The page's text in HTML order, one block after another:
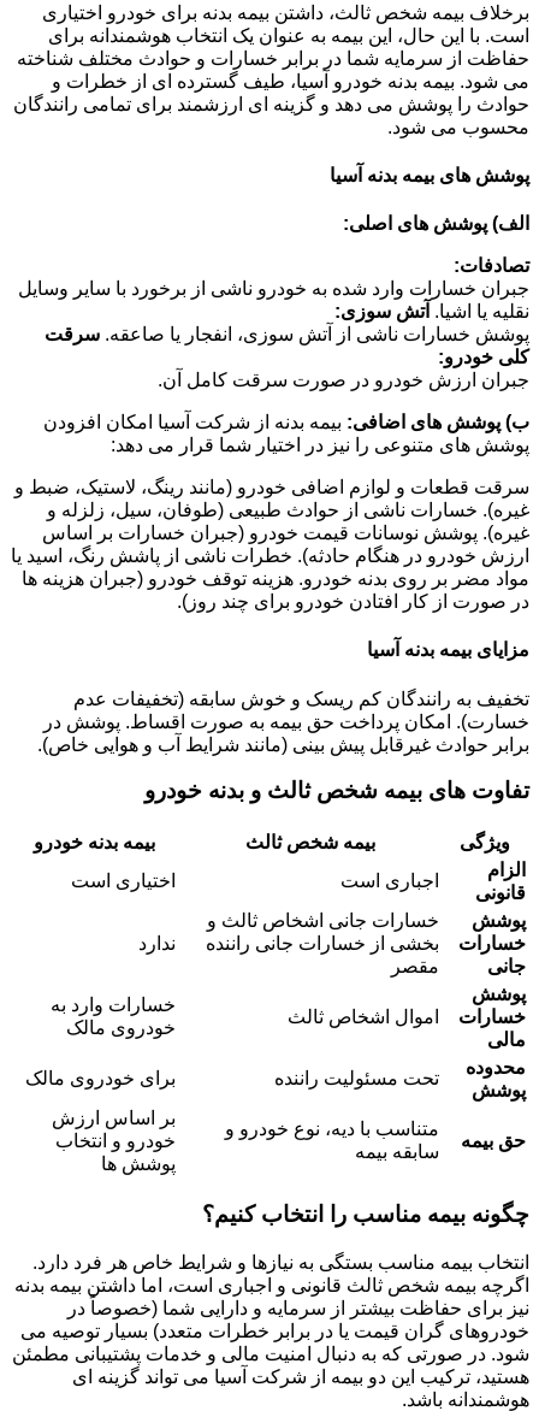
برخلاف بیمه شخص ثالث، داشتن بیمه بدنه برای خودرو اختیاری
است. با این حال، این بیمه به عنوان یک انتخاب هوشمندانه برای
حفاظت از سرمایه شما در برابر خسارات و حوادث مختلف شناخته
می شود. بیمه بدنه خودرو آسیا، طیف گسترده ای از خطرات و
حوادث را پوشش می دهد و گزینه ای ارزشمند برای تمامی رانندگان
محسوب می شود.
پوشش های بیمه بدنه آسیا
الف) پوشش های اصلی:
تصادفات:
جبران خسارات وارد شده به خودرو ناشی از برخورد با سایر وسایل
نقلیه یا اشیا. آتش سوزی:
پوشش خسارات ناشی از آتش سوزی، انفجار یا صاعقه. سرقت
کلی خودرو:
جبران ارزش خودرو در صورت سرقت کامل آن.
ب) پوشش های اضافی: بیمه بدنه از شرکت آسیا امکان افزودن
پوشش های متنوعی را نیز در اختیار شما قرار می دهد:
سرقت قطعات و لوازم اضافی خودرو (مانند رینگ، لاستیک، ضبط و
غیره). خسارات ناشی از حوادث طبیعی (طوفان، سیل، زلزله و
غیره). پوشش نوسانات قیمت خودرو (جبران خسارات بر اساس
ارزش خودرو در هنگام حادثه). خطرات ناشی از پاشش رنگ، اسید یا
مواد مضر بر روی بدنه خودرو. هزینه توقف خودرو (جبران هزینه ها
در صورت از کار افتادن خودرو برای چند روز).
مزایای بیمه بدنه آسیا
تخفیف به رانندگان کم ریسک و خوش سابقه (تخفیفات عدم
خسارت). امکان پرداخت حق بیمه به صورت اقساط. پوشش در
برابر حوادث غیرقابل پیش بینی (مانند شرایط آب و هوایی خاص).
تفاوت های بیمه شخص ثالث و بدنه خودرو
ویژگی بیمه شخص ثالث
بیمه بدنه خودرو
الزام
قانونی
اجباری است
اختیاری است
پوشش
خسارات
جانی
خسارات جانی اشخاص ثالث و
بخشی از خسارات جانی راننده
مقصر
ندارد
پوشش
خسارات
مالی
اموال اشخاص ثالث
خسارات وارد به
خودروی مالک
محدوده
پوشش
تحت مسئولیت راننده برای خودروی مالک
حق بیمه
متناسب با دیه، نوع خودرو و
سابقه بیمه
بر اساس ارزش
خودرو و انتخاب
پوشش ها
چگونه بیمه مناسب را انتخاب کنیم؟
انتخاب بیمه مناسب بستگی به نیازها و شرایط خاص هر فرد دارد.
اگرچه بیمه شخص ثالث قانونی و اجباری است، اما داشتن بیمه بدنه
نیز برای حفاظت بیشتر از سرمایه و دارایی شما (خصوصاً در
خودروهای گران قیمت یا در برابر خطرات متعدد) بسیار توصیه می
شود. در صورتی که به دنبال امنیت مالی و خدمات پشتیبانی مطمئن
هستید، ترکیب این دو بیمه از شرکت آسیا می تواند گزینه ای
هوشمندانه باشد.